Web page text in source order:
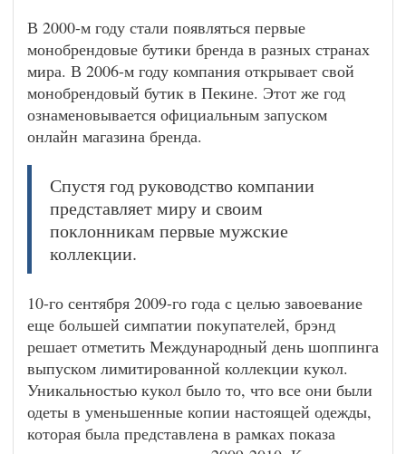
В 2000-м году стали появляться первые
монобрендовые бутики бренда в разных странах
мира. В 2006-м году компания открывает свой
монобрендовый бутик в Пекине. Этот же год
ознаменовывается официальным запуском
онлайн магазина бренда.
Спустя год руководство компании
представляет миру и своим
поклонникам первые мужские
коллекции.
10-го сентября 2009-го года с целью завоевание
еще большей симпатии покупателей, брэнд
решает отметить Международный день шоппинга
выпуском лимитированной коллекции кукол.
Уникальностью кукол было то, что все они были
одеты в уменьшенные копии настоящей одежды,
которая была представлена в рамках показа